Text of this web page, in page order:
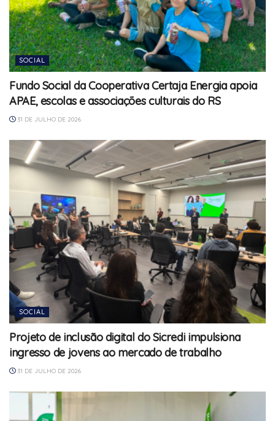
SOCIAL
Fundo Social da Cooperativa Certaja Energia apoia
APAE, escolas e associações culturais do RS
31 DE JULHO DE 2026
SOCIAL
Projeto de inclusão digital do Sicredi impulsiona
ingresso de jovens ao mercado de trabalho
31 DE JULHO DE 2026